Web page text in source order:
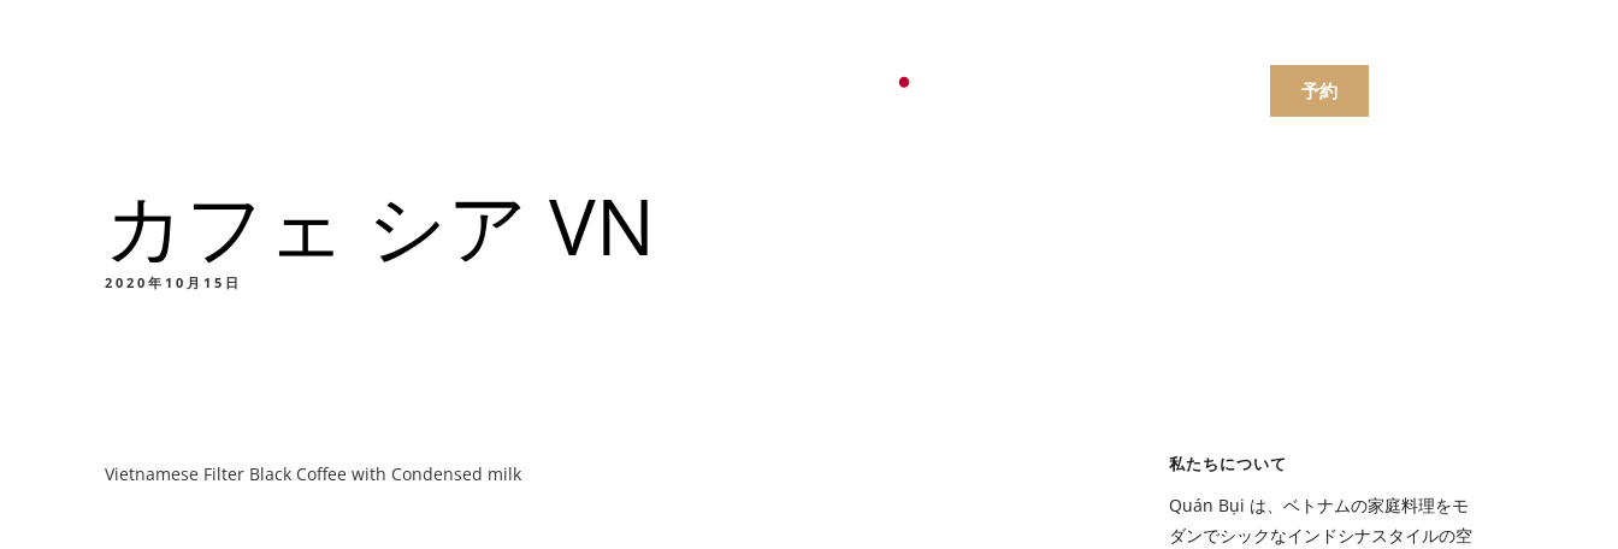
メニュー メニュー
飲み物
予約
メニュー
カスタムイベント
カフェ シア VN
2020年10月15日
Vietnamese Filter Black Coffee with Condensed milk 私たちについて
Quán Bụi は、ベトナムの家庭料理をモ
ダンでシックなインドシナスタイルの空